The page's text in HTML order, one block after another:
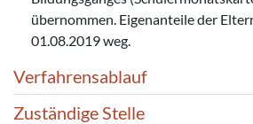
übernommen. Eigenanteile der
01.08.2019 weg.
Verfahrensablauf
Zuständige Stelle